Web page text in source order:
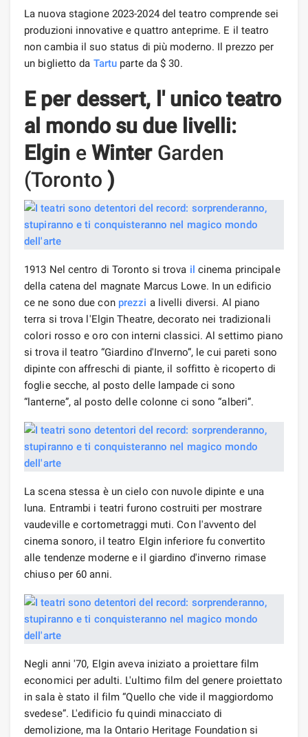
La nuova stagione 2023-2024 del teatro comprende sei
produzioni innovative e quattro anteprime. E il teatro
non cambia il suo status di più moderno. Il prezzo per
un biglietto da Tartu parte da $ 30.
E per dessert, l' unico teatro
al mondo su due livelli:
Elgin e WinterGarden
(Toronto )
1913 Nel centro di Toronto si trova il cinema principale
della catena del magnate Marcus Lowe. In un edificio
ce ne sono due con prezzi a livelli diversi. Al piano
terra si trova l'Elgin Theatre, decorato nei tradizionali
colori rosso e oro con interni classici. Al settimo piano
si trova il teatro “Giardino d'Inverno”, le cui pareti sono
dipinte con affreschi di piante, il soffitto è ricoperto di
foglie secche, al posto delle lampade ci sono
“lanterne”, al posto delle colonne ci sono “alberi”.
La scena stessa è un cielo con nuvole dipinte e una
luna. Entrambi i teatri furono costruiti per mostrare
vaudeville e cortometraggi muti. Con l'avvento del
cinema sonoro, il teatro Elgin inferiore fu convertito
alle tendenze moderne e il giardino d'inverno rimase
chiuso per 60 anni.
Negli anni '70, Elgin aveva iniziato a proiettare film
economici per adulti. L'ultimo film del genere proiettato
in sala è stato il film “Quello che vide il maggiordomo
svedese”. L'edificio fu quindi minacciato di
demolizione, ma la Ontario Heritage Foundation si